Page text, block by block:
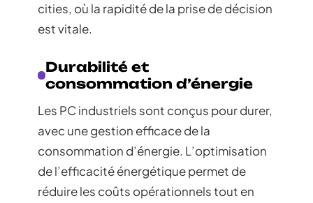
cities, où la rapidité de la prise de décision
est vitale.
Durabilité et
consommation d’énergie
Les PC industriels sont conçus pour durer,
avec une gestion efficace de la
consommation d’énergie. L’optimisation
de l’efficacité énergétique permet de
réduire les coûts opérationnels tout en